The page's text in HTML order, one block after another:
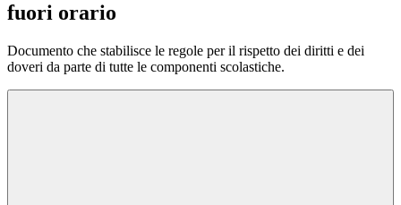
fuori orario
Documento che stabilisce le regole per il rispetto dei diritti e dei
doveri da parte di tutte le componenti scolastiche.